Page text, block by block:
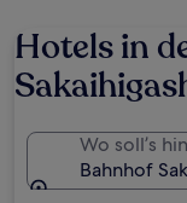
Hotels in
Wo soll’s
Bahnhof